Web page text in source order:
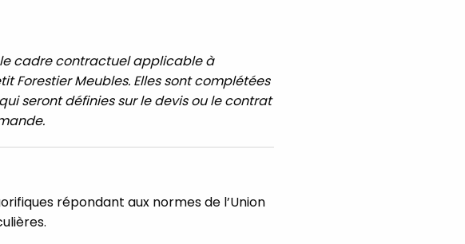
le cadre contractuel applicable à
Forestier Meubles. Elles sont complétées
seront définies sur le devis ou le contrat
répondant aux normes de l’Union